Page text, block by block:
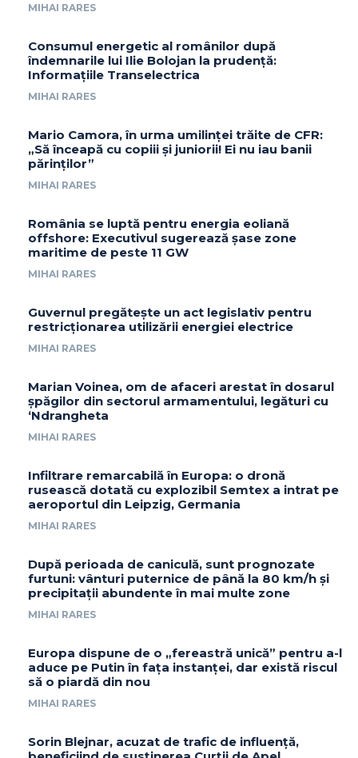
MIHAI RARES
Consumul energetic al românilor după
îndemnarile lui Ilie Bolojan la prudență:
Informațiile Transelectrica
MIHAI RARES
Mario Camora, în urma umilinței trăite de CFR:
„Să înceapă cu copiii și juniorii! Ei nu iau banii
părinților”
MIHAI RARES
România se luptă pentru energia eoliană
offshore: Executivul sugerează șase zone
maritime de peste 11 GW
MIHAI RARES
Guvernul pregătește un act legislativ pentru
restricționarea utilizării energiei electrice
MIHAI RARES
Marian Voinea, om de afaceri arestat în dosarul
șpăgilor din sectorul armamentului, legături cu
‘Ndrangheta
MIHAI RARES
Infiltrare remarcabilă în Europa: o dronă
rusească dotată cu explozibil Semtex a intrat pe
aeroportul din Leipzig, Germania
MIHAI RARES
După perioada de caniculă, sunt prognozate
furtuni: vânturi puternice de până la 80 km/h și
precipitații abundente în mai multe zone
MIHAI RARES
Europa dispune de o „fereastră unică” pentru a-l
aduce pe Putin în fața instanței, dar există riscul
să o piardă din nou
MIHAI RARES
Sorin Blejnar, acuzat de trafic de influență,